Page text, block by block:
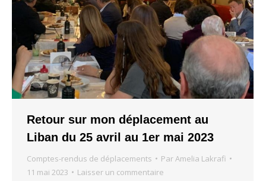
Retour sur mon déplacement au
Liban du 25 avril au 1er mai 2023
Comptes-rendus de déplacements Par Amelia Lakrafi
11 mai 2023
Laisser un commentaire